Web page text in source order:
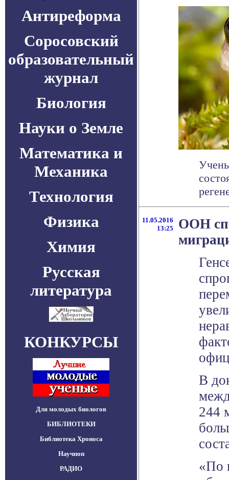
Антиреформа
Соросовский
образовательный
журнал
Биология
Науки о Земле
Математика и
Механика
Технология
Физика
Химия
Русская
литература
КОНКУРСЫ
Для молодых биологов
БИБЛИОТЕКИ
Библиотека Хроноса
Научпоп
РАДИО
11.05.2016
13:25
ООН
В
244
«По